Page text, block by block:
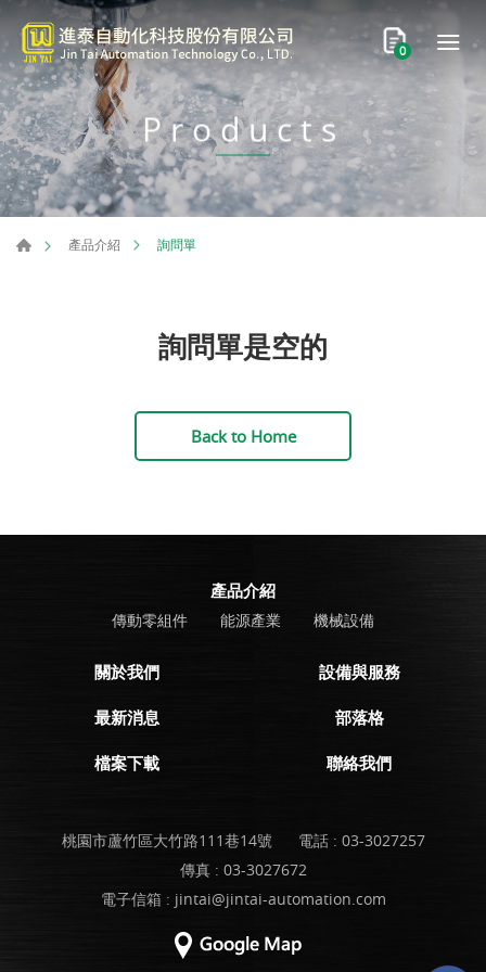
0
Products
產品介紹 詢問單
詢問單是空的
Back to Home
產品介紹
傳動零組件 能源產業 機械設備
關於我們 設備與服務
最新消息 部落格
檔案下載 聯絡我們
桃園市蘆竹區大竹路111巷14號 電話 : 03-3027257
傳真 : 03-3027672
電子信箱 : jintai@jintai-automation.com